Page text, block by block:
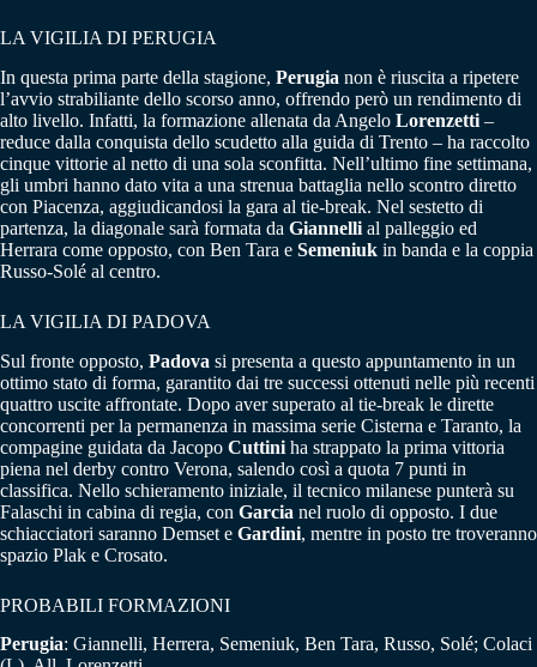
LA VIGILIA DI PERUGIA
In questa prima parte della stagione, Perugia non è riuscita a ripetere
l’avvio strabiliante dello scorso anno, offrendo però un rendimento di
alto livello. Infatti, la formazione allenata da Angelo Lorenzetti –
reduce dalla conquista dello scudetto alla guida di Trento – ha raccolto
cinque vittorie al netto di una sola sconfitta. Nell’ultimo fine settimana,
gli umbri hanno dato vita a una strenua battaglia nello scontro diretto
con Piacenza, aggiudicandosi la gara al tie-break. Nel sestetto di
partenza, la diagonale sarà formata da Giannelli al palleggio ed
Herrara come opposto, con Ben Tara e Semeniuk in banda e la coppia
Russo-Solé al centro.
LA VIGILIA DI PADOVA
Sul fronte opposto, Padova si presenta a questo appuntamento in un
ottimo stato di forma, garantito dai tre successi ottenuti nelle più recenti
quattro uscite affrontate. Dopo aver superato al tie-break le dirette
concorrenti per la permanenza in massima serie Cisterna e Taranto, la
compagine guidata da Jacopo Cuttini ha strappato la prima vittoria
piena nel derby contro Verona, salendo così a quota 7 punti in
classifica. Nello schieramento iniziale, il tecnico milanese punterà su
Falaschi in cabina di regia, con Garcia nel ruolo di opposto. I due
schiacciatori saranno Demset e Gardini, mentre in posto tre troveranno
spazio Plak e Crosato.
PROBABILI FORMAZIONI
Perugia: Giannelli, Herrera, Semeniuk, Ben Tara, Russo, Solé; Colaci